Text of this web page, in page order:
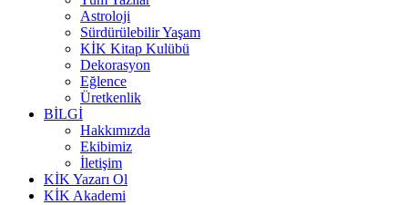
Astroloji
Sürdürülebilir Yaşam
KİK Kitap Kulübü
Dekorasyon
Eğlence
Üretkenlik
BİLGİ
Hakkımızda
Ekibimiz
İletişim
KİK Yazarı Ol
KİK Akademi